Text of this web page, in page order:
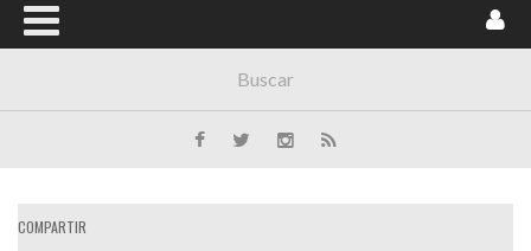
COMPARTIR